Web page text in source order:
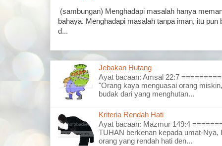
(sambungan) Menghadapi masalah hanya
bahaya. Menghadapi masalah tanpa iman, itu
d...
Jebakan Hutang
Ayat bacaan: Amsal 22:7
"Orang kaya menguasai orang
budak dari yang menghutan...
Kriteria Rendah Hati
Ayat bacaan: Mazmur 149:4
TUHAN berkenan kepada umat-Nya,
orang yang rendah hati den...